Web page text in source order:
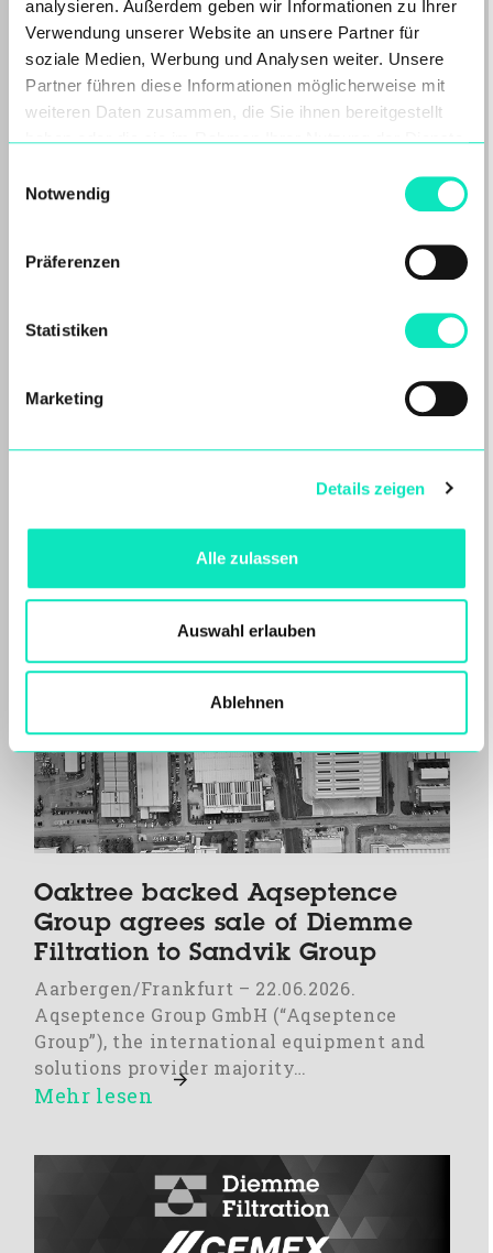
analysieren. Außerdem geben wir Informationen zu Ihrer
Verwendung unserer Website an unsere Partner für
soziale Medien, Werbung und Analysen weiter. Unsere
Partner führen diese Informationen möglicherweise mit
weiteren Daten zusammen, die Sie ihnen bereitgestellt
haben oder die sie im Rahmen Ihrer Nutzung der Dienste
Notwendig
Präferenzen
Statistiken
Marketing
Details zeigen
Alle zulassen
Auswahl erlauben
Ablehnen
Verantwortungsvoller Umgang
mit einer Filterpresse: Wartung,
kostspieliger Fehler
Arbeit mit Filterpressen wissen…
Oaktree backed Aqseptence
Group agrees sale of Diemme
Filtration to Sandvik Group
Aarbergen/Frankfurt – 22.06.2026.
Aqseptence Group GmbH (“Aqseptence
Group”), the international equipment and
solutions provider majority…
Mehr lesen